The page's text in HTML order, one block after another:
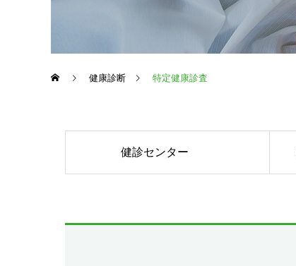
健康診断 特定健康診査
健診センター